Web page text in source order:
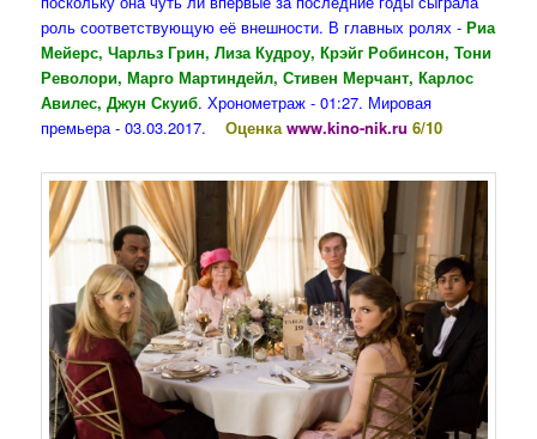
роль соответствующую её внешности. В главных ролях -Риа
Мейерс, Чарльз Грин, Лиза Кудроу, Крэйг Робинсон, Тони
Револори, Марго Мартиндейл, Стивен Мерчант, Карлос
Авилес, Джун Скуиб. Хронометраж - 01:27. Мировая
премьера - 03.03.2017.Оценкаwww.kino-nik.ru6/10